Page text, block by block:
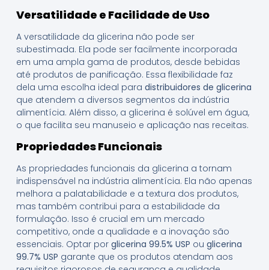
Versatilidade e Facilidade de Uso
A versatilidade da glicerina não pode ser
subestimada. Ela pode ser facilmente incorporada
em uma ampla gama de produtos, desde bebidas
até produtos de panificação. Essa flexibilidade faz
dela uma escolha ideal para distribuidores de glicerina
que atendem a diversos segmentos da indústria
alimentícia. Além disso, a glicerina é solúvel em água,
o que facilita seu manuseio e aplicação nas receitas.
Propriedades Funcionais
As propriedades funcionais da glicerina a tornam
indispensável na indústria alimentícia. Ela não apenas
melhora a palatabilidade e a textura dos produtos,
mas também contribui para a estabilidade da
formulação. Isso é crucial em um mercado
competitivo, onde a qualidade e a inovação são
essenciais. Optar por glicerina 99.5% USP ou glicerina
99.7% USP garante que os produtos atendam aos